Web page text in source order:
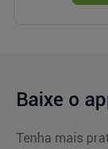
Baixe o
Tenha mais